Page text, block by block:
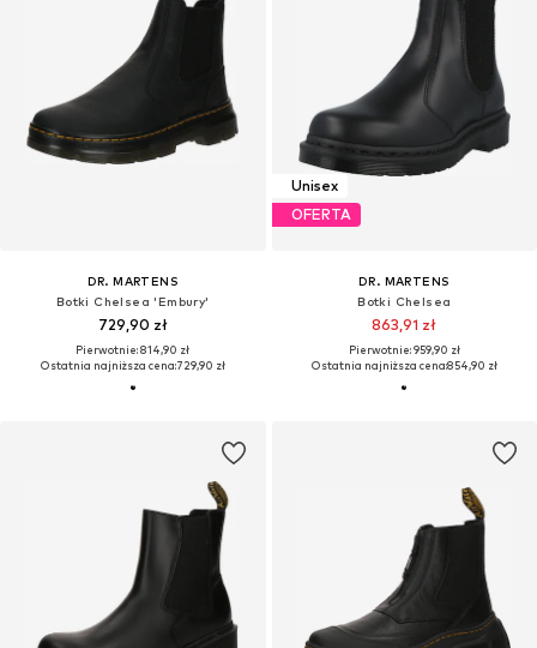
DR. MARTENS
Botki Chelsea 'Embury'
729,90 zł
Pierwotnie: 814,90 zł
Ostatnia najniższa cena:729,90 zł
Unisex
OFERTA
DR. MARTENS
Botki Chelsea
863,91 zł
Pierwotnie: 959,90 zł
Ostatnia najniższa cena:854,90 zł